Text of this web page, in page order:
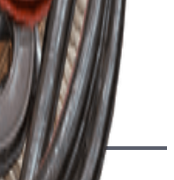
Monet Raidera